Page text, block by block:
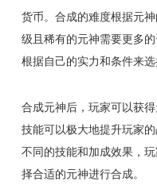
货币。合成的难度根据元
级且稀有的元神需要更多
根据自己的实力和条件来选
合成元神后，玩家可以获
技能可以极大地提升玩家
不同的技能和加成效果，
择合适的元神进行合成。